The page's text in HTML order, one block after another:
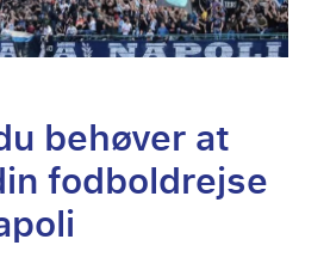
behøver at
fodboldrejse